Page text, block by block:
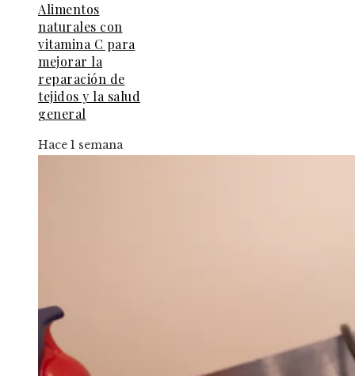
Alimentos
naturales con
vitamina C para
mejorar la
reparación de
tejidos y la salud
general
Hace 1 semana